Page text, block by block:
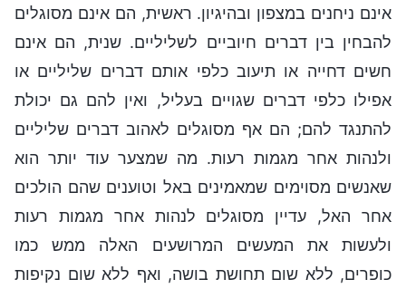
אינם ניחנים במצפון ובהיגיון. ראשית, הם אינם מסוגלים
להבחין בין דברים חיוביים לשליליים. שנית, הם אינם
חשים דחייה או תיעוב כלפי אותם דברים שליליים או
אפילו כלפי דברים שגויים בעליל, ואין להם גם יכולת
להתנגד להם; הם אף מסוגלים לאהוב דברים שליליים
ולנהות אחר מגמות רעות. מה שמצער עוד יותר הוא
שאנשים מסוימים שמאמינים באל וטוענים שהם הולכים
אחר האל, עדיין מסוגלים לנהות אחר מגמות רעות
ולעשות את המעשים המרושעים האלה ממש כמו
כופרים, ללא שום תחושת בושה, ואף ללא שום נקיפות